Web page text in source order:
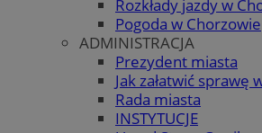
Rozkłady jazdy w
Pogoda w Chorzowie
ADMINISTRACJA
Prezydent miasta
Jak załatwić sprawę
Rada miasta
INSTYTUCJE